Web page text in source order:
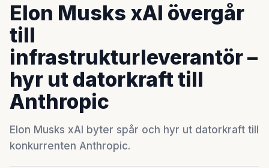
Elon Musks xAI övergår
till
infrastrukturleverantör –
hyr ut datorkraft till
Anthropic
Elon Musks xAI byter spår och hyr ut datorkraft till
konkurrenten Anthropic.